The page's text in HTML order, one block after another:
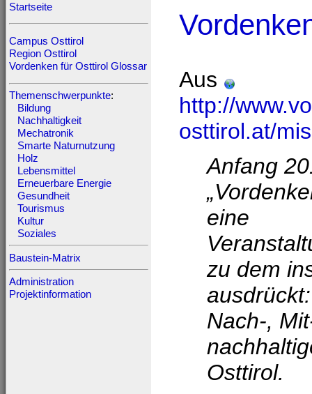
Startseite
Campus Osttirol
Region Osttirol
Vordenken für Osttirol Glossar
Themenschwerpunkte:
Bildung
Nachhaltigkeit
Mechatronik
Smarte Naturnutzung
Holz
Lebensmittel
Erneuerbare Energie
Gesundheit
Tourismus
Kultur
Soziales
Baustein-Matrix
Administration
Projektinformation
Aus
http://
osttirol.at/
Anfang
eine
zu dem
Nach-,
Osttirol.